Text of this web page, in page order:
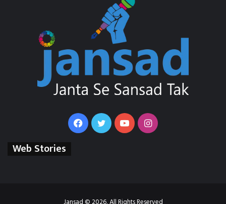
FacebookTwitterYouTubeInstagram
Web Stories
Jansad © 2026, All Rights Reserved